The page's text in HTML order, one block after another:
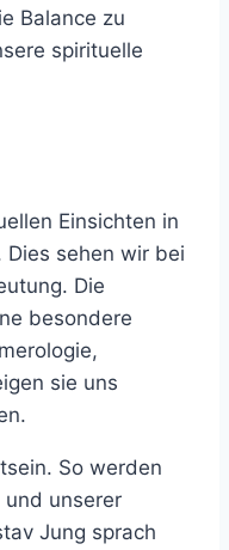
Balance zu
spirituelle
Einsichten in
sehen wir bei
Die
besondere
sie uns
So werden
und unserer
Jung sprach